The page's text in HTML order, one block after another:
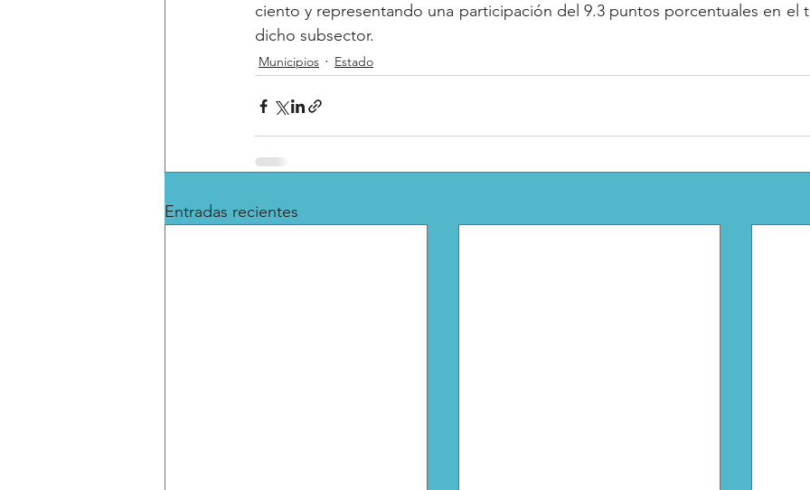
ciento y representando una participación del 9.3 puntos porcentuales en el
dicho subsector.
Municipios Estado
Entradas recientes